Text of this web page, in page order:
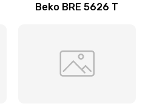
Beko BRE 5626 T